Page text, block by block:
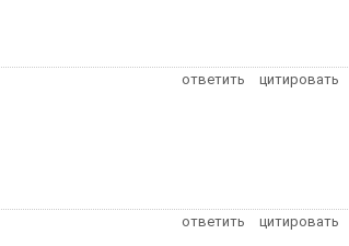
ответить цитировать
ответить цитировать